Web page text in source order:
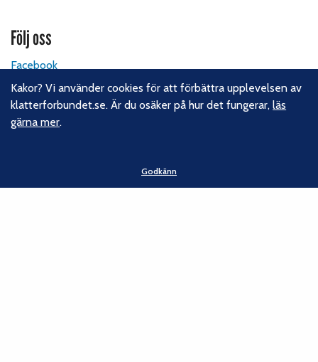
Följ oss
Facebook
Instagram
Linkedin
Nyhetsbrev
Svenska Klätterförbundet
Kakor? Vi använder cookies för att förbättra upplevelsen av
klatterforbundet.se. Är du osäker på hur det fungerar,läs
gärna mer.
Godkänn